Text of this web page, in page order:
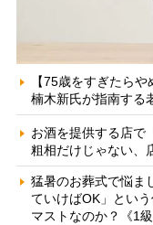
【75歳をすぎたら
楠木新氏が指南する
お酒を提供する店
粗相だけじゃない、
猛暑のお葬式で悩ま
ていけばOK」とい
マストなのか？《1